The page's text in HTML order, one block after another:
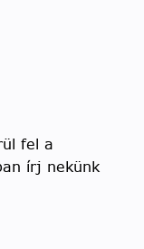
fel a
írj nekünk